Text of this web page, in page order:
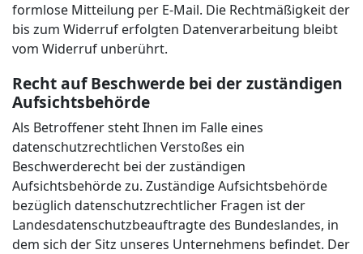
formlose Mitteilung per E-Mail. Die Rechtmäßigkeit der
bis zum Widerruf erfolgten Datenverarbeitung bleibt
vom Widerruf unberührt.
Recht auf Beschwerde bei der zuständigen
Aufsichtsbehörde
Als Betroffener steht Ihnen im Falle eines
datenschutzrechtlichen Verstoßes ein
Beschwerderecht bei der zuständigen
Aufsichtsbehörde zu. Zuständige Aufsichtsbehörde
bezüglich datenschutzrechtlicher Fragen ist der
Landesdatenschutzbeauftragte des Bundeslandes, in
dem sich der Sitz unseres Unternehmens befindet. Der